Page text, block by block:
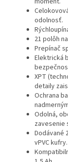
odolnosť.
21 polôh
Prepínač
Elektrická
XPT
detaily
Ochrana
Odolná,
zavesenie
Dodávané
vPVC kufry.